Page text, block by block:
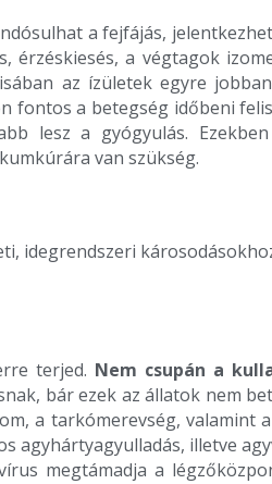
a fejfájás,
a végtagok
az ízületek egyre
fontos a betegség időbeni
lesz a gyógyulás.
van szükség.
idegrendszeri
terjed. Nem csupán a
bár ezek az állatok nem
a tarkómerevség, valamint
illetve
megtámadja a